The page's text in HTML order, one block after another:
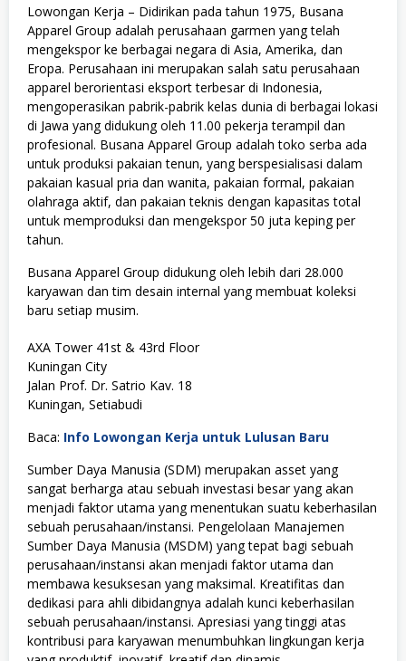
Lowongan Kerja – Didirikan pada tahun 1975, Busana
Apparel Group adalah perusahaan garmen yang telah
mengekspor ke berbagai negara di Asia, Amerika, dan
Eropa. Perusahaan ini merupakan salah satu perusahaan
apparel berorientasi eksport terbesar di Indonesia,
mengoperasikan pabrik-pabrik kelas dunia di berbagai lokasi
di Jawa yang didukung oleh 11.00 pekerja terampil dan
profesional. Busana Apparel Group adalah toko serba ada
untuk produksi pakaian tenun, yang berspesialisasi dalam
pakaian kasual pria dan wanita, pakaian formal, pakaian
olahraga aktif, dan pakaian teknis dengan kapasitas total
untuk memproduksi dan mengekspor 50 juta keping per
tahun.
Busana Apparel Group didukung oleh lebih dari 28.000
karyawan dan tim desain internal yang membuat koleksi
baru setiap musim.
AXA Tower 41st & 43rd Floor
Kuningan City
Jalan Prof. Dr. Satrio Kav. 18
Kuningan, Setiabudi
Baca: Info Lowongan Kerja untuk Lulusan Baru
Sumber Daya Manusia (SDM) merupakan asset yang
sangat berharga atau sebuah investasi besar yang akan
menjadi faktor utama yang menentukan suatu keberhasilan
sebuah perusahaan/instansi. Pengelolaan Manajemen
Sumber Daya Manusia (MSDM) yang tepat bagi sebuah
perusahaan/instansi akan menjadi faktor utama dan
membawa kesuksesan yang maksimal. Kreatifitas dan
dedikasi para ahli dibidangnya adalah kunci keberhasilan
sebuah perusahaan/instansi. Apresiasi yang tinggi atas
kontribusi para karyawan menumbuhkan lingkungan kerja